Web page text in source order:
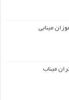
مینابی
میناب